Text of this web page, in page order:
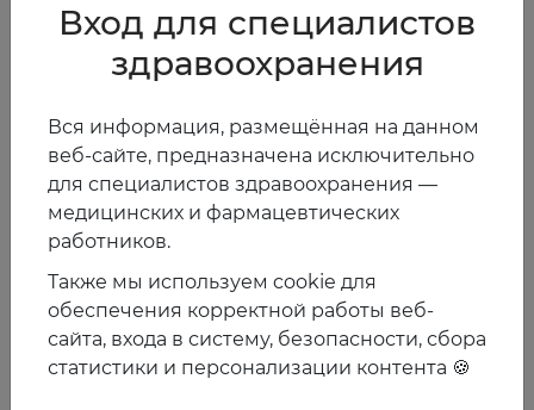
инновационных технологий, которые могут помочь
чрезвычайной ситуации пандемии."
При регистрации вакцины Audenz использовался
ускоренный процесс, применяемый в случаях
необходимости лечения серьезных состояний и
решения неудовлетворенных медицинских
потребностей.
01.03.2020
Вход для специалистов
здравоохранения
Вся информация, размещённая на данном
веб-сайте, предназначена исключительно
для специалистов здравоохранения —
медицинских и фармацевтических
работников.
Также мы используем cookie для
обеспечения корректной работы веб-
сайта, входа в систему, безопасности, сбора
статистики и персонализации контента 🍪